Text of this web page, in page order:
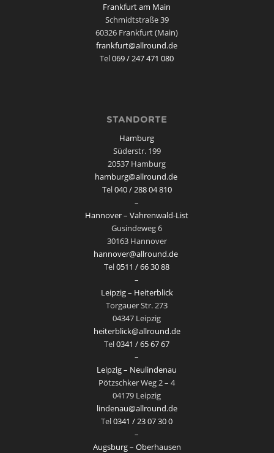
Frankfurt am Main
Schmidtstraße 39
60326 Frankfurt (Main)
frankfurt@allround.de
Tel069 / 247 471 080
STANDORTE
Hamburg
Süderstr. 199
20537 Hamburg
hamburg@allround.de
Tel040 / 288 04 810
–
Hannover – Vahrenwald-List
Gusindeweg 6
30163 Hannover
hannover@allround.de
Tel0511 / 66 30 88
–
Leipzig – Heiterblick
Torgauer Str. 273
04347 Leipzig
heiterblick@allround.de
Tel0341 / 65 67 67
–
Leipzig – Neulindenau
Pötzschker Weg 2 – 4
04179 Leipzig
lindenau@allround.de
Tel0341 / 23 07 30 0
–
Augsburg – Oberhausen